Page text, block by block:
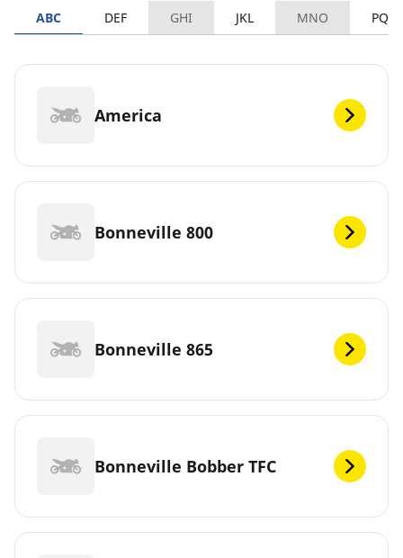
ABC DEF GHI JKL MNO PQRS
America
Bonneville 800
Bonneville 865
Bonneville Bobber TFC